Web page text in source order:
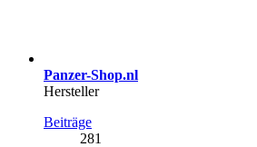
Panzer-Shop.nl
Hersteller
Beiträge
281